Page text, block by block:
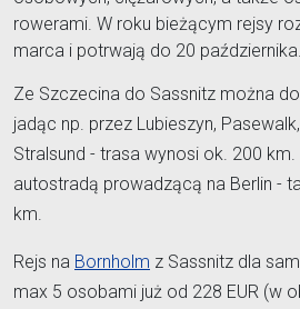
rowerami. W roku bieżącym rejsy
marca i potrwają do 20 października.
Ze Szczecina do Sassnitz można
jadąc np. przez Lubieszyn,
Stralsund - trasa wynosi ok. 200
autostradą prowadzącą na Berlin -
km.
Rejs na Bornholm z Sassnitz dla
max 5 osobami już od 228 EUR (w